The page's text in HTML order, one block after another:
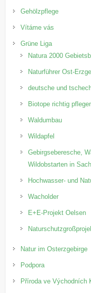
Gehölzpflege
Vítáme vás
Grüne Liga
Natura 2000
Naturführer Ost-
deutsche und
Biotope richtig
Waldumbau
Wildapfel
Gebirgseberesche,
Wildobstarten in
Hochwasser- und
Wacholder
E+E-Projekt Oelsen
Natur im Osterzgebirge
Podpora
Příroda ve Východních